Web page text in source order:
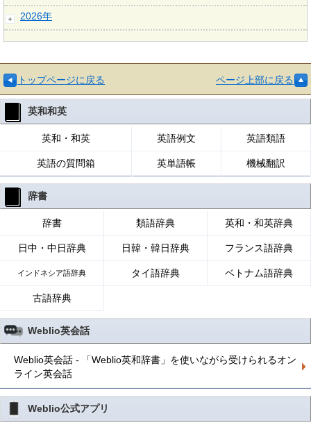
2026年
トップページに戻る ページ上部に戻る
英和和英
英和・和英 英語例文 英語類語
英語の質問箱 英単語帳 機械翻訳
辞書
辞書 類語辞典 英和・和英辞典
日中・中日辞典 日韓・韓日辞典 フランス語辞典
インドネシア語辞典 タイ語辞典 ベトナム語辞典
古語辞典
Weblio英会話
Weblio英会話 - 「Weblio英和辞書」を使いながら受けられるオン
ライン英会話
Weblio公式アプリ